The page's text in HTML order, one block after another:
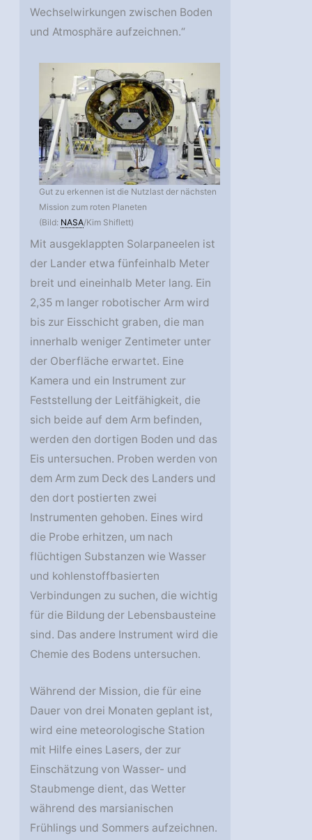
Wechselwirkungen zwischen Boden
und Atmosphäre aufzeichnen.“
Gut zu erkennen ist die Nutzlast der nächsten
Mission zum roten Planeten
(Bild: NASA/Kim Shiflett)
Mit ausgeklappten Solarpaneelen ist
der Lander etwa fünfeinhalb Meter
breit und eineinhalb Meter lang. Ein
2,35 m langer robotischer Arm wird
bis zur Eisschicht graben, die man
innerhalb weniger Zentimeter unter
der Oberfläche erwartet. Eine
Kamera und ein Instrument zur
Feststellung der Leitfähigkeit, die
sich beide auf dem Arm befinden,
werden den dortigen Boden und das
Eis untersuchen. Proben werden von
dem Arm zum Deck des Landers und
den dort postierten zwei
Instrumenten gehoben. Eines wird
die Probe erhitzen, um nach
flüchtigen Substanzen wie Wasser
und kohlenstoffbasierten
Verbindungen zu suchen, die wichtig
für die Bildung der Lebensbausteine
sind. Das andere Instrument wird die
Chemie des Bodens untersuchen.
Während der Mission, die für eine
Dauer von drei Monaten geplant ist,
wird eine meteorologische Station
mit Hilfe eines Lasers, der zur
Einschätzung von Wasser- und
Staubmenge dient, das Wetter
während des marsianischen
Frühlings und Sommers aufzeichnen.